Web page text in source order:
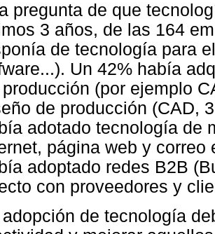
pregunta de que
3 años, de las 164
de tecnología para
Un 42% había
(por ejemplo
de producción (CAD,
adotado tecnología de
página web y
adoptado redes B2B
con proveedores y
adopción de tecnología